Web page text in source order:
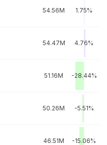
54.56M 1.75%
54.47M 4.76%
51.16M -28.44%
50.26M -5.51%
46.51M -15.06%